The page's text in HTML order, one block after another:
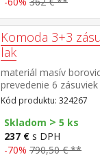
Komoda 3+3
lak
materiál masív
prevedenie 6
Kód produktu: 324267
Skladom > 5 ks
237 € s DPH
-70% 790,50 € **